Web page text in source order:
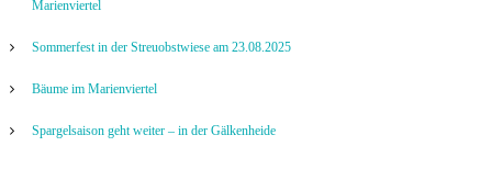
Marienviertel
Sommerfest in der Streuobstwiese am 23.08.2025
Bäume im Marienviertel
Spargelsaison geht weiter – in der Gälkenheide